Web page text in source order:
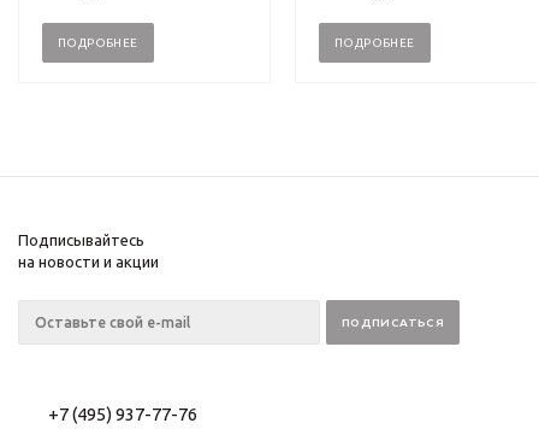
ПОДРОБНЕЕ ПОДРОБНЕЕ
Подписывайтесь
на новости и акции
+7 (495) 937-77-76